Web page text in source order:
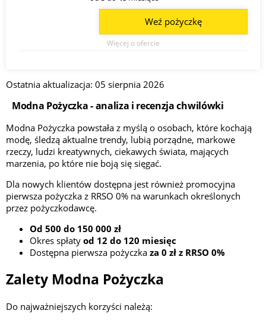
Więcej o ofercie
Weź pożyczkę
Ostatnia aktualizacja: 05 sierpnia 2026
Modna Pożyczka - analiza i recenzja chwilówki
Modna Pożyczka powstała z myślą o osobach, które kochają
modę, śledzą aktualne trendy, lubią porządne, markowe
rzeczy, ludzi kreatywnych, ciekawych świata, mających
marzenia, po które nie boją się sięgać.
Dla nowych klientów dostępna jest również promocyjna
pierwsza pożyczka z RRSO 0% na warunkach określonych
przez pożyczkodawcę.
Od 500 do 150 000 zł
Okres spłaty od 12 do 120 miesięc
Dostępna pierwsza pożyczka za 0 zł z RRSO 0%
Zalety Modna Pożyczka
Do najważniejszych korzyści należą: